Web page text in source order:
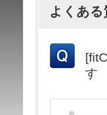
よくある
す